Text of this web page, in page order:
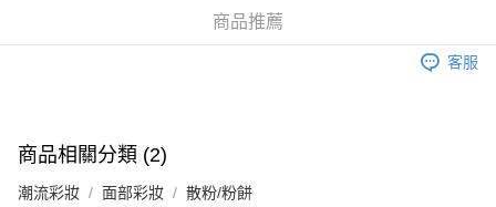
取。逾期會取消訂單，並不會安排重寄
商品推薦
客服
商品相關分類 (2)
潮流彩妝 面部彩妝 散粉/粉餅